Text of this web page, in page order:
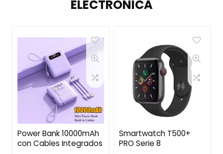
ELECTRÓNICA
Power Bank 10000mAh
con Cables Integrados
Smartwatch T500+
PRO Serie 8